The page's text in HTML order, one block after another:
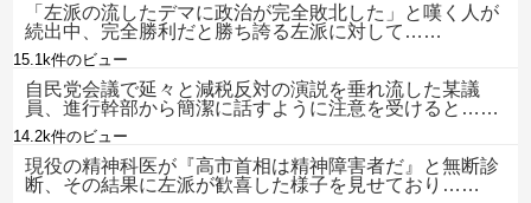
「左派の流したデマに政治が完全敗北した」と嘆く人が
続出中、完全勝利だと勝ち誇る左派に対して……
15.1k件のビュー
自民党会議で延々と減税反対の演説を垂れ流した某議
員、進行幹部から簡潔に話すように注意を受けると……
14.2k件のビュー
現役の精神科医が『高市首相は精神障害者だ』と無断診
断、その結果に左派が歓喜した様子を見せており……